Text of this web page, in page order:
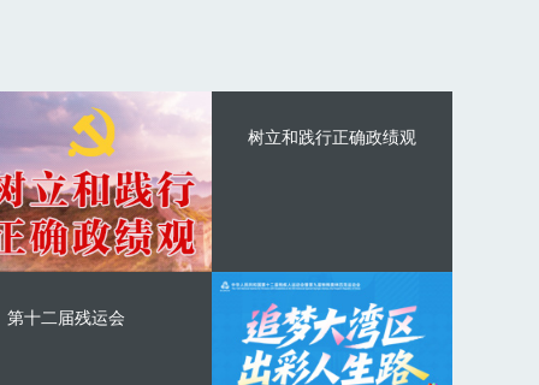
树立和践行正确政绩观
第十二届残运会